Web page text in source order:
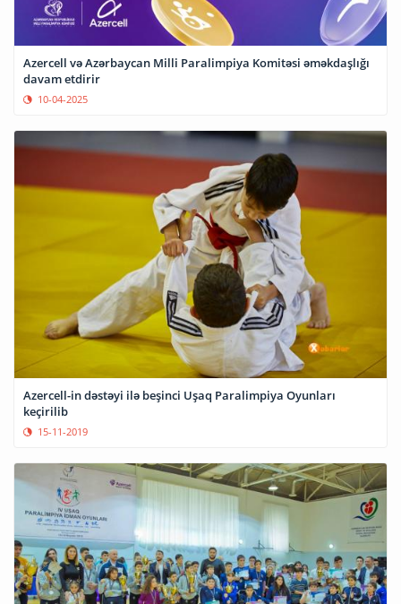
Azercell və Azərbaycan Milli Paralimpiya Komitəsi əməkdaşlığı
davam etdirir
10-04-2025
Azercell-in dəstəyi ilə beşinci Uşaq Paralimpiya Oyunları
keçirilib
15-11-2019